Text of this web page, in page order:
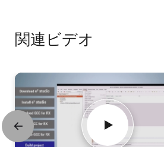
関連ビデオ